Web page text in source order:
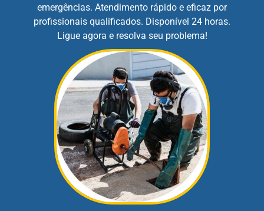
emergências. Atendimento rápido e eficaz por
profissionais qualificados. Disponível 24 horas.
Ligue agora e resolva seu problema!